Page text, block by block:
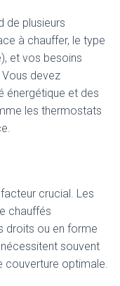
de plusieurs
à chauffer, le type
et vos besoins
devez
énergétique et des
les thermostats
crucial. Les
chauffés
droits ou en forme
souvent
couverture optimale.